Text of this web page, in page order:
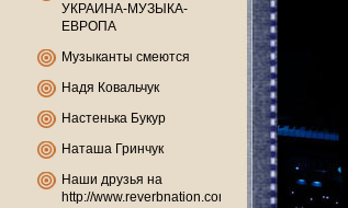
УКРАИНА-МУЗЫКА-
ЕВРОПА
Музыканты смеются
Надя Ковальчук
Настенька Букур
Наташа Гринчук
Наши друзья на
http://www.reverbnation.com